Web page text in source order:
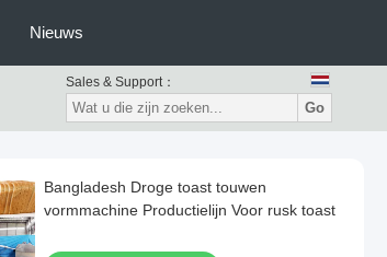
Nieuws
Sales & Support：
Go
Bangladesh Droge toast touwen
vormmachine Productielijn Voor rusk toast